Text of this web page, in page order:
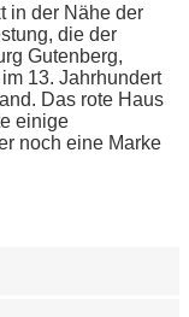
in der Nähe der
die der
Gutenberg,
13. Jahrhundert
Das rote Haus
einige
noch eine Marke